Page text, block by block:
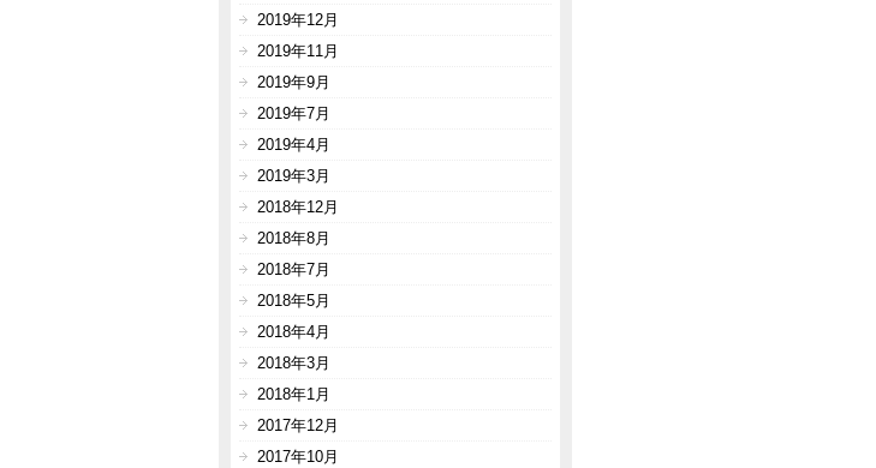
2019年12月
2019年11月
2019年9月
2019年7月
2019年4月
2019年3月
2018年12月
2018年8月
2018年7月
2018年5月
2018年4月
2018年3月
2018年1月
2017年12月
2017年10月